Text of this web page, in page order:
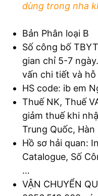
dùng trong nha
Bản Phân loại B
Số công bố
gian chỉ 5-7
vấn chi tiết và
HS code: ib em
Thuế NK, Thuế
giảm thuế khi
Trung Quốc,
Hồ sơ hải quan:
Catalogue, Số
…
VẬN CHUYỂN